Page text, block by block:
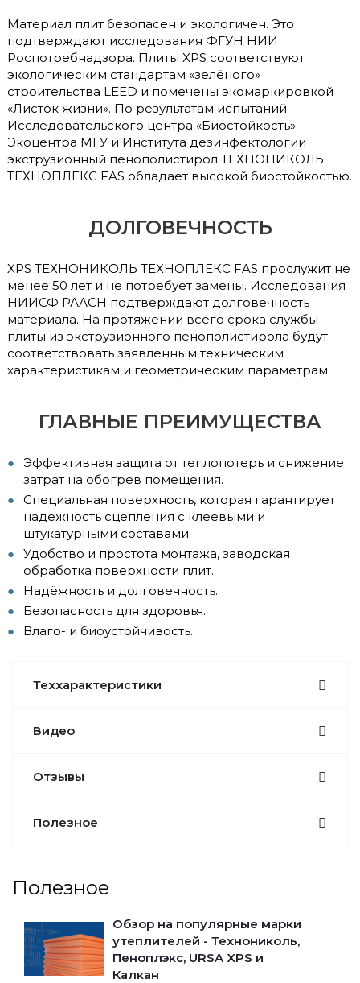
Материал плит безопасен и экологичен. Это
подтверждают исследования ФГУН НИИ
Роспотребнадзора. Плиты XPS соответствуют
экологическим стандартам «зелёного»
строительства LEED и помечены экомаркировкой
«Листок жизни». По результатам испытаний
Исследовательского центра «Биостойкость»
Экоцентра МГУ и Института дезинфектологии
экструзионный пенополистирол ТЕХНОНИКОЛЬ
ТЕХНОПЛЕКС FAS обладает высокой биостойкостью.
ДОЛГОВЕЧНОСТЬ
XPS ТЕХНОНИКОЛЬ ТЕХНОПЛЕКС FAS прослужит не
менее 50 лет и не потребует замены. Исследования
НИИСФ РААСН подтверждают долговечность
материала. На протяжении всего срока службы
плиты из экструзионного пенополистирола будут
соответствовать заявленным техническим
характеристикам и геометрическим параметрам.
ГЛАВНЫЕ ПРЕИМУЩЕСТВА
Эффективная защита от теплопотерь и снижение
затрат на обогрев помещения.
Специальная поверхность, которая гарантирует
надежность сцепления с клеевыми и
штукатурными составами.
Удобство и простота монтажа, заводская
обработка поверхности плит.
Надёжность и долговечность.
Безопасность для здоровья.
Влаго- и биоустойчивость.
Теххарактеристики
Видео
Отзывы
Полезное
Полезное
Обзор на популярные марки
утеплителей - Технониколь,
Пеноплэкс, URSA XPS и
Калкан